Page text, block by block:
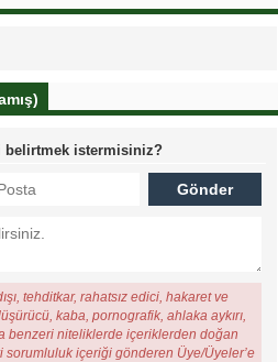
belirtmek istermisiniz?
tehditkar, rahatsız edici, hakaret ve
kaba, pornografik, ahlaka aykırı,
benzeri niteliklerde içeriklerden doğan
içeriği gönderen Üye/Üyeler’e